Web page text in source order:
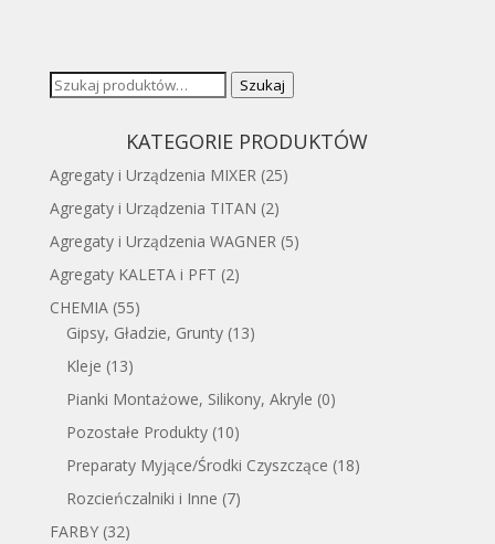
Szukaj: Szukaj
KATEGORIE PRODUKTÓW
Agregaty i Urządzenia MIXER (25)
Agregaty i Urządzenia TITAN (2)
Agregaty i Urządzenia WAGNER (5)
Agregaty KALETA i PFT (2)
CHEMIA (55)
Gipsy, Gładzie, Grunty (13)
Kleje (13)
Pianki Montażowe, Silikony, Akryle (0)
Pozostałe Produkty (10)
Preparaty Myjące/Środki Czyszczące (18)
Rozcieńczalniki i Inne (7)
FARBY (32)